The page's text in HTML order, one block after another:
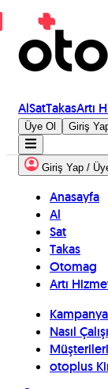
AlSatTakasArtı
Üye Ol Giriş
Giriş Yap /
Anasayfa
Al
Sat
Takas
Otomag
Artı
Nasıl
otoplus